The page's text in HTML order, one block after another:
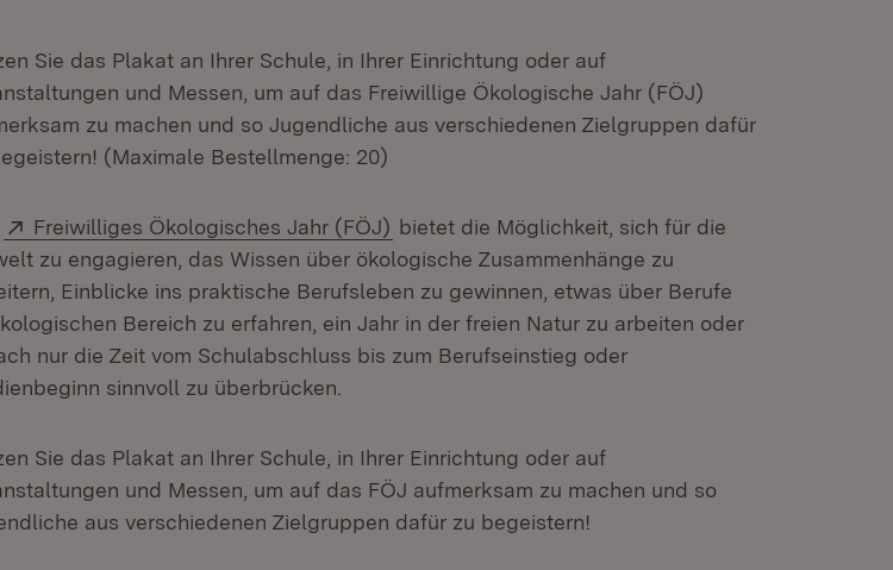
Sie das Plakat an Ihrer Schule, in Ihrer Einrichtung oder auf
und Messen, um auf das Freiwillige Ökologische Jahr (FÖJ)
zu machen und so Jugendliche aus verschiedenen Zielgruppen dafür
(Maximale Bestellmenge: 20)
Extern:
Freiwilliges Ökologisches Jahr (FÖJ) (Öffnet in neuem Fenster)
bietet die Möglichkeit, sich für die
zu engagieren, das Wissen über ökologische Zusammenhänge zu
Einblicke ins praktische Berufsleben zu gewinnen, etwas über Berufe
Bereich zu erfahren, ein Jahr in der freien Natur zu arbeiten oder
nur die Zeit vom Schulabschluss bis zum Berufseinstieg oder
sinnvoll zu überbrücken.
Sie das Plakat an Ihrer Schule, in Ihrer Einrichtung oder auf
und Messen, um auf das FÖJ aufmerksam zu machen und so
aus verschiedenen Zielgruppen dafür zu begeistern!